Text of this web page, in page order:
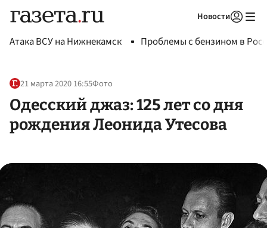
Новости
Атака ВСУ на Нижнекамск Проблемы с бензином в
21 марта 2020 16:55Фото
Одесский джаз: 125 лет со дня
рождения Леонида Утесова